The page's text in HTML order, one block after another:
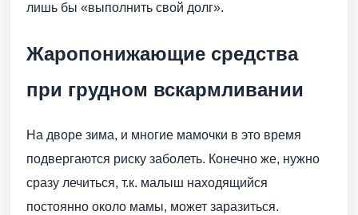
лишь бы «выполнить свой долг».
Жаропонижающие средства
при грудном вскармливании
На дворе зима, и многие мамочки в это время
подвергаются риску заболеть. Конечно же, нужно
сразу лечиться, т.к. малыш находящийся
постоянно около мамы, может заразиться.